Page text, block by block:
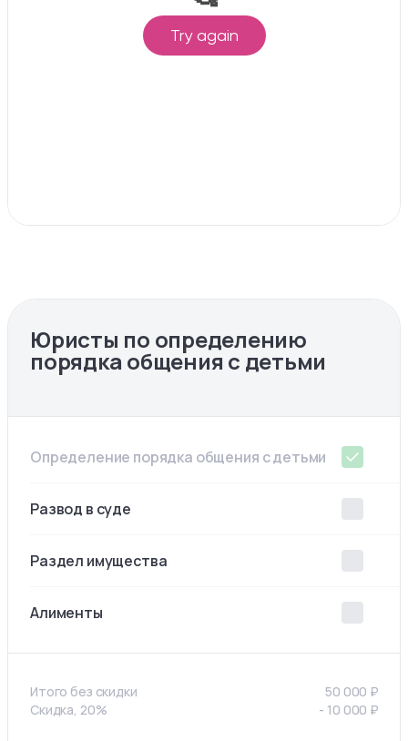
Юристы по определению
порядка общения с детьми
Определение порядка общения с детьми
Развод в суде
Раздел имущества
Алименты
Итого без скидки 50 000 ₽
Скидка, 20%
- 10 000 ₽